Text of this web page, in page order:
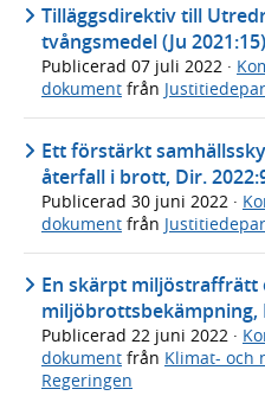
Tilläggsdirektiv till
tvångsmedel (Ju
Publicerad 07 juli 2022 ·
dokument från
Ett förstärkt
återfall i brott, Dir.
Publicerad 30 juni 2022 ·
dokument från
En skärpt miljöstraffrätt
miljöbrottsbekämpning,
Publicerad 22 juni 2022 ·
dokument från Klimat- och
Regeringen